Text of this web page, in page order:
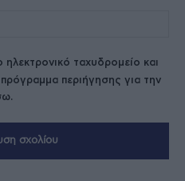
ταχυδρομείο και
περιήγησης για την